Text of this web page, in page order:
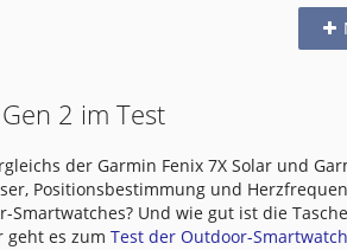
2 im Test
der Garmin Fenix 7X Solar und
Positionsbestimmung und
Smartwatches? Und wie gut ist die
geht es zumTest der Outdoor-